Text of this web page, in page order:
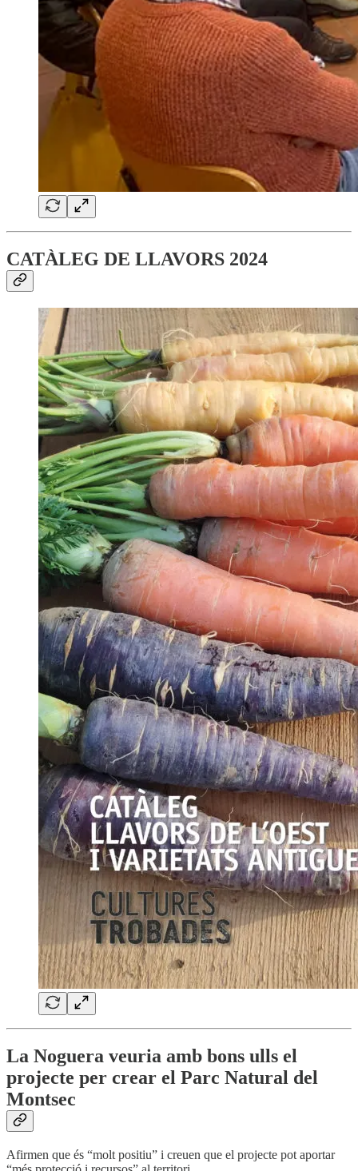
CATÀLEG DE LLAVORS 2024
La Noguera veuria amb bons ulls el
projecte per crear el Parc Natural del
Montsec
Afirmen que és “molt positiu” i creuen que el projecte pot aportar